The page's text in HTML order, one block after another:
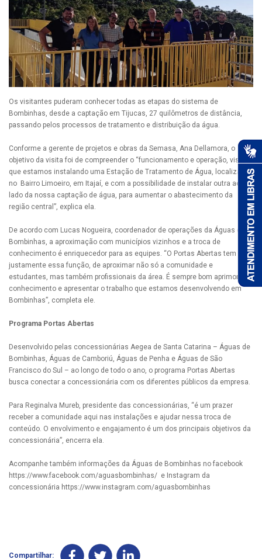
Os visitantes puderam conhecer todas as etapas do sistema de
Bombinhas, desde a captação em Tijucas, 27 quilômetros de distância,
passando pelos processos de tratamento e distribuição da água.
Conforme a gerente de projetos e obras da Semasa, Ana Dellamora, o
objetivo da visita foi de compreender o “funcionamento e operação, visto
que estamos instalando uma Estação de Tratamento de Água, localizada
no Bairro Limoeiro, em Itajaí, e com a possibilidade de instalar outra ao
lado da nossa captação de água, para aumentar o abastecimento da
região central”, explica ela.
De acordo com Lucas Nogueira, coordenador de operações da Águas de
Bombinhas, a aproximação com municípios vizinhos e a troca de
conhecimento é enriquecedor para as equipes. “O Portas Abertas tem
justamente essa função, de aproximar não só a comunidade e
estudantes, mas também profissionais da área. É sempre bom aprimorar o
conhecimento e apresentar o trabalho que estamos desenvolvendo em
Bombinhas”, completa ele.
Programa Portas Abertas
Desenvolvido pelas concessionárias Aegea de Santa Catarina – Águas de
Bombinhas, Águas de Camboriú, Águas de Penha e Águas de São
Francisco do Sul – ao longo de todo o ano, o programa Portas Abertas
busca conectar a concessionária com os diferentes públicos da empresa.
Para Reginalva Mureb, presidente das concessionárias, “é um prazer
receber a comunidade aqui nas instalações e ajudar nessa troca de
conteúdo. O envolvimento e engajamento é um dos principais objetivos da
concessionária”, encerra ela.
Acompanhe também informações da Águas de Bombinhas no facebook
https://www.facebook.com/aguasbombinhas/ e Instagram da
concessionária https://www.instagram.com/aguasbombinhas
Compartilhar: